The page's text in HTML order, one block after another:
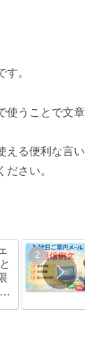
す。
使うことで文章
える便利な言い
さい。